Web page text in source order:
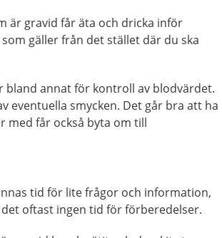
är gravid får äta och dricka inför
gäller från det stället där du ska
bland annat för kontroll av blodvärdet.
eventuella smycken. Det går bra att ha
med får också byta om till
tid för lite frågor och information,
oftast ingen tid för förberedelser.